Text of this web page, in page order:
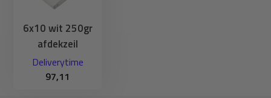
6x10 wit 250gr
afdekzeil
Deliverytime
97,11